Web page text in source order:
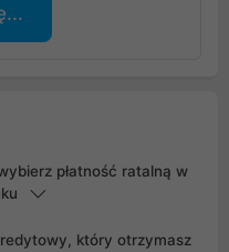
płatność ratalną w
który otrzymasz